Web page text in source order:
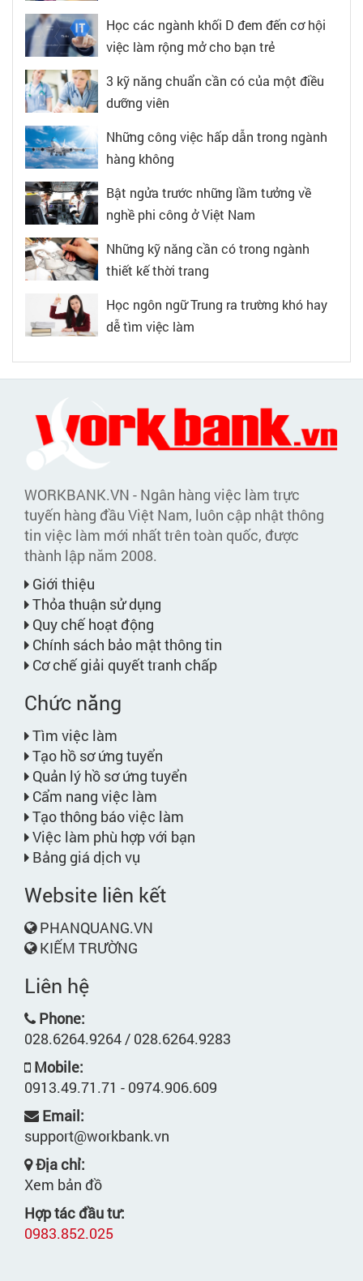
Học các ngành khối D đem đến cơ hội
việc làm rộng mở cho bạn trẻ
3 kỹ năng chuẩn cần có của một điều
dưỡng viên
Những công việc hấp dẫn trong ngành
hàng không
Bật ngửa trước những lầm tưởng về
nghề phi công ở Việt Nam
Những kỹ năng cần có trong ngành
thiết kế thời trang
Học ngôn ngữ Trung ra trường khó hay
dễ tìm việc làm
WORKBANK.VN - Ngân hàng việc làm trực
tuyến hàng đầu Việt Nam, luôn cập nhật thông
tin việc làm mới nhất trên toàn quốc, được
thành lập năm 2008.
Giới thiệu
Thỏa thuận sử dụng
Quy chế hoạt động
Chính sách bảo mật thông tin
Cơ chế giải quyết tranh chấp
Chức năng
Tìm việc làm
Tạo hồ sơ ứng tuyển
Quản lý hồ sơ ứng tuyển
Cẩm nang việc làm
Tạo thông báo việc làm
Việc làm phù hợp với bạn
Bảng giá dịch vụ
Website liên kết
PHANQUANG.VN
KIẾM TRƯỜNG
Liên hệ
Phone:
028.6264.9264 / 028.6264.9283
Mobile:
0913.49.71.71 - 0974.906.609
Email:
support@workbank.vn
Địa chỉ:
Xem bản đồ
Hợp tác đầu tư:
0983.852.025